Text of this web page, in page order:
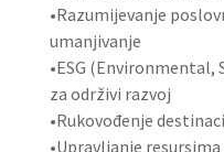
•Razumijevanje
umanjivanje
•ESG (Environmental,
za održivi razvoj
•Rukovođenje
•Upravljanje